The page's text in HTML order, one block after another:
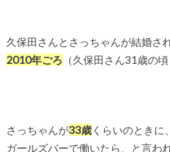
久保田さんとさっちゃんが結婚さ
2010年ごろ （久保田さん31歳の
さっちゃんが33歳くらいのときに、
ガールズバーで働いたら、と言わ